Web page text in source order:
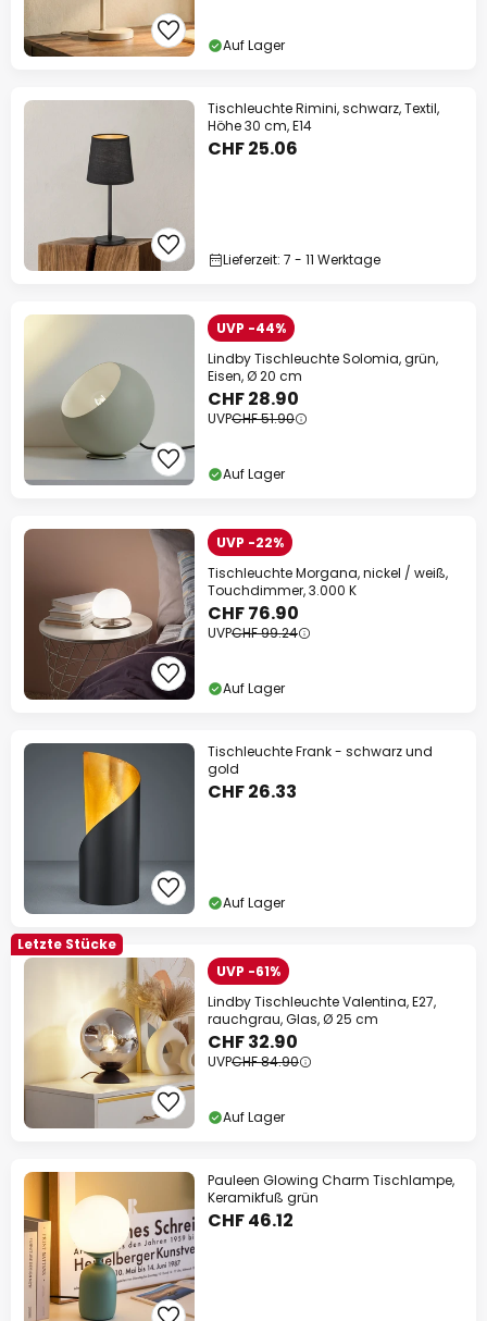
Auf Lager
Tischleuchte Rimini, schwarz, Textil,
Höhe 30 cm, E14
CHF 25.06
Lieferzeit: 7 - 11 Werktage
UVP -44%
Lindby Tischleuchte Solomia, grün,
Eisen, Ø 20 cm
CHF 28.90
UVPCHF 51.90
Auf Lager
UVP -22%
Tischleuchte Morgana, nickel / weiß,
Touchdimmer, 3.000 K
CHF 76.90
UVPCHF 99.24
Auf Lager
Tischleuchte Frank - schwarz und
gold
CHF 26.33
Auf Lager
Letzte Stücke
UVP -61%
Lindby Tischleuchte Valentina, E27,
rauchgrau, Glas, Ø 25 cm
CHF 32.90
UVPCHF 84.90
Auf Lager
Pauleen Glowing Charm Tischlampe,
Keramikfuß grün
CHF 46.12